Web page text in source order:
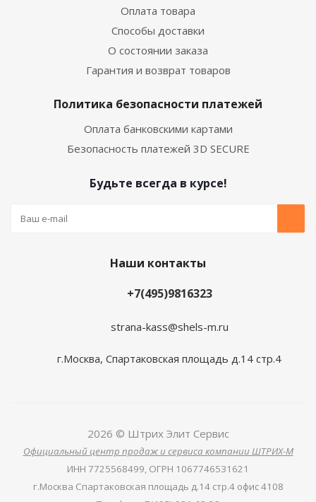
Оплата товара
Способы доставки
О состоянии заказа
Гарантия и возврат товаров
Политика безопасности платежей
Оплата банковскими картами
Безопасность платежей 3D SECURE
Будьте всегда в курсе!
Наши контакты
+7(495)9816323
strana-kass@shels-m.ru
г.Москва, Спартаковская площадь д.14 стр.4
2026 © Штрих Элит Сервис
Официальный центр продаж и сервиса компании ШТРИХ-М
ИНН 7725568499, ОГРН 1067746531621
г.Москва Спартаковская площадь д.14 стр.4 офис 4108